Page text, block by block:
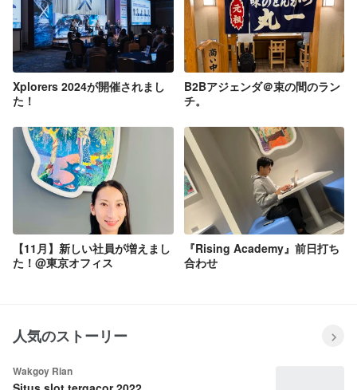
Xplorers 2024が開催されまし
た！
B2Bアジェンダ＠束の間のラン
チ。
【11月】新しい社員が増えまし
た！@東京オフィス
『Rising Academy』前日打ち
合わせ
人気のストーリー
Wakgoy Rian